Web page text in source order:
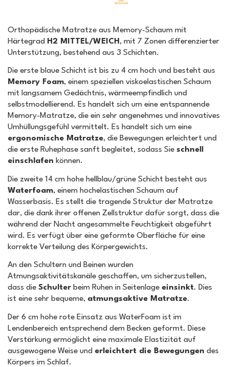
Orthopädische Matratze aus Memory-Schaum mit
Härtegrad H2 MITTEL/WEICH , mit 7 Zonen differenzierter
Unterstützung, bestehend aus 3 Schichten.
Die erste blaue Schicht ist bis zu 4 cm hoch und besteht aus
Memory Foam, einem speziellen viskoelastischen Schaum
mit langsamem Gedächtnis, wärmeempfindlich und
selbstmodellierend. Es handelt sich um eine entspannende
Memory-Matratze, die ein sehr angenehmes und innovatives
Umhüllungsgefühl vermittelt. Es handelt sich um eine
ergonomische Matratze, die Bewegungen erleichtert und
die erste Ruhephase sanft begleitet, sodass Sie schnell
einschlafen können.
Die zweite 14 cm hohe hellblau/grüne Schicht besteht aus
Waterfoam, einem hochelastischen Schaum auf
Wasserbasis. Es stellt die tragende Struktur der Matratze
dar, die dank ihrer offenen Zellstruktur dafür sorgt, dass die
während der Nacht angesammelte Feuchtigkeit abgeführt
wird. Es verfügt über eine geformte Oberfläche für eine
korrekte Verteilung des Körpergewichts.
An den Schultern und Beinen wurden
Atmungsaktivitätskanäle geschaffen, um sicherzustellen,
dass die Schulter beim Ruhen in Seitenlage einsinkt. Dies
ist eine sehr bequeme, atmungsaktive Matratze.
Der 6 cm hohe rote Einsatz aus WaterFoam ist im
Lendenbereich entsprechend dem Becken geformt. Diese
Verstärkung ermöglicht eine maximale Elastizität auf
ausgewogene Weise und erleichtert die Bewegungen des
Körpers im Schlaf.